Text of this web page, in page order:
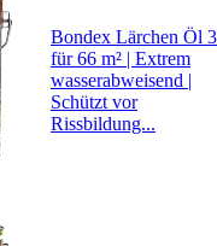
Bondex Lärchen Öl
für 66 m² | Extrem
wasserabweisend |
Schützt vor
Rissbildung...